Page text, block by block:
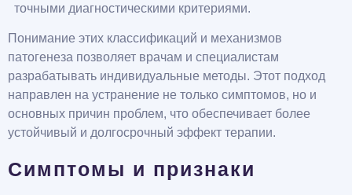
точными диагностическими критериями.
Понимание этих классификаций и механизмов
патогенеза позволяет врачам и специалистам
разрабатывать индивидуальные методы. Этот подход
направлен на устранение не только симптомов, но и
основных причин проблем, что обеспечивает более
устойчивый и долгосрочный эффект терапии.
Симптомы и признаки